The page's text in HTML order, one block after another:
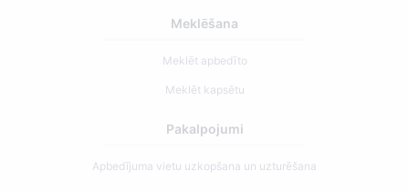
Meklēšana
Meklēt apbedīto
Meklēt kapsētu
Pakalpojumi
Apbedījuma vietu uzkopšana un uzturēšana